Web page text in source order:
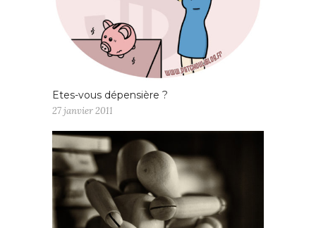
Etes-vous dépensière ?
27 janvier 2011